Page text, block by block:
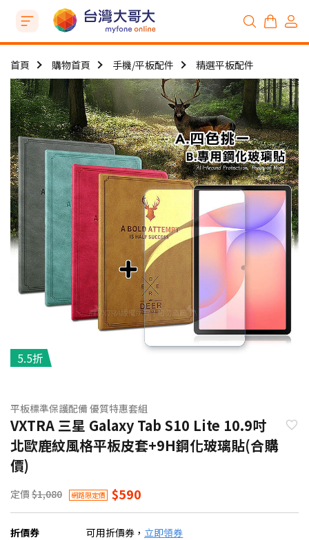
首頁 購物首頁 手機/平板配件 精選平板配件
5.5折
平板標準保護配備 優質特惠套組
VXTRA 三星 Galaxy Tab S10 Lite 10.9吋
北歐鹿紋風格平板皮套+9H鋼化玻璃貼(合購
價)
定價 $1,080 網路限定價 $590
折價券 可用折價券， 立即領券